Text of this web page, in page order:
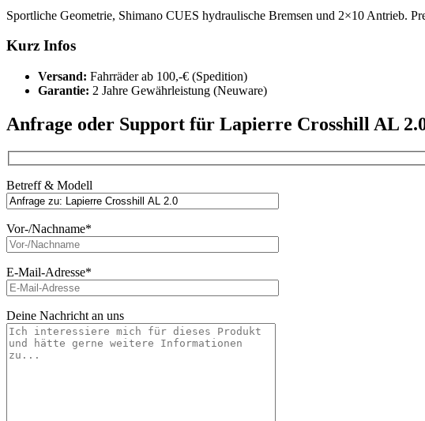
Sportliche Geometrie, Shimano CUES hydraulische Bremsen und 2×10 Antrieb.
Kurz Infos
Versand: Fahrräder ab 100,-€ (Spedition)
Garantie: 2 Jahre Gewährleistung (Neuware)
Anfrage oder Support für Lapierre Crosshill AL
Betreff & Modell
Vor-/Nachname*
E-Mail-Adresse*
Deine Nachricht an uns